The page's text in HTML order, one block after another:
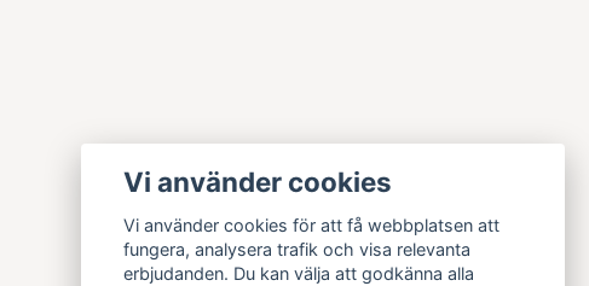
Vi använder cookies
Vi använder cookies för att få webbplatsen att
fungera, analysera trafik och visa relevanta
erbjudanden. Du kan välja att godkänna alla